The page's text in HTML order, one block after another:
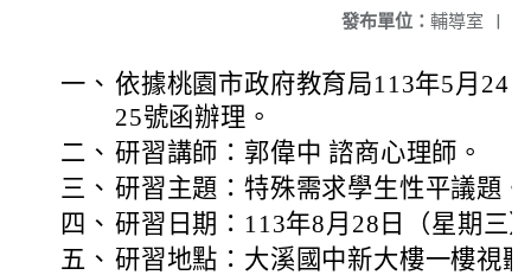
發布單位： 輔導室 |
一、 依據桃園市政府教育局113年5月24
25號函辦理。
二、 研習講師：郭偉中 諮商心理師。
三、 研習主題：特殊需求學生性平議題。
四、 研習日期：113年8月28日（星期三
五、 研習地點：大溪國中新大樓一樓視